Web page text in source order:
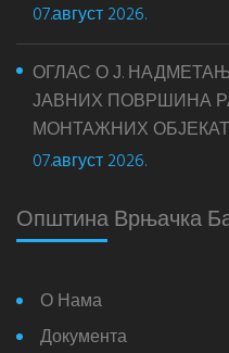
07.август 2026.
ОГЛАС О Ј.
ЈАВНИХ ПОВРШИНА
МОНТАЖНИХ
07.август 2026.
Општина Врњачка
О Нама
Документа